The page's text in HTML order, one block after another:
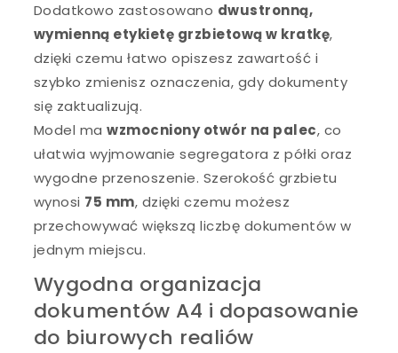
Dodatkowo zastosowano dwustronną,
wymienną etykietę grzbietową w kratkę,
dzięki czemu łatwo opiszesz zawartość i
szybko zmienisz oznaczenia, gdy dokumenty
się zaktualizują.
Model mawzmocniony otwór na palec, co
ułatwia wyjmowanie segregatora z półki oraz
wygodne przenoszenie. Szerokość grzbietu
wynosi 75 mm, dzięki czemu możesz
przechowywać większą liczbę dokumentów w
jednym miejscu.
Wygodna organizacja
dokumentów A4 i dopasowanie
do biurowych realiów